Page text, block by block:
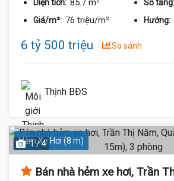
Diện tích: 85.7 m² Số tầng:
Giá/m²: 76 triệu/m² Hướng:
6 tỷ 500 triệu So sánh
Thịnh BĐS
Hẻm Xe Hơi (8 m)
1 / 4
Bán nhà hẻm xe hơi, Trần